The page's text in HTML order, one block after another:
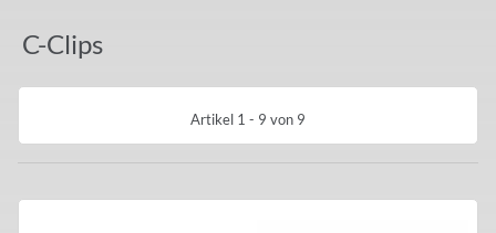
C-Clips
Artikel 1 - 9 von 9